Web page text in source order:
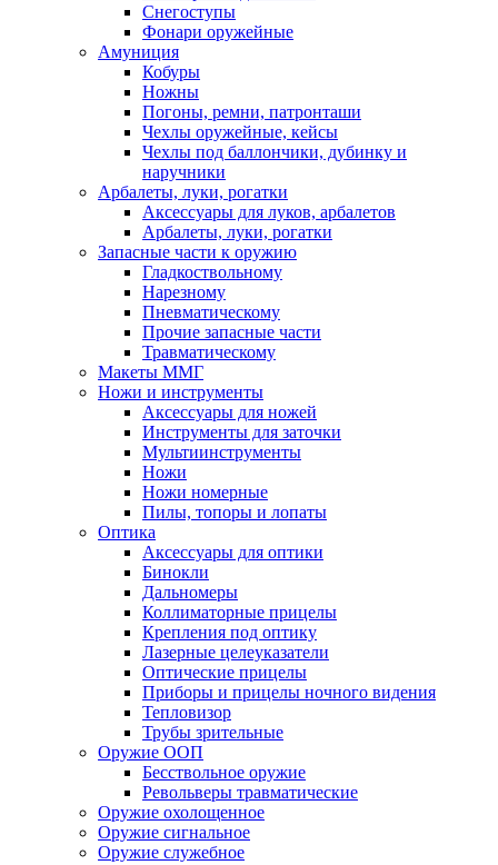
Снегоступы
Фонари оружейные
Амуниция
Кобуры
Ножны
Погоны, ремни, патронташи
Чехлы оружейные, кейсы
Чехлы под баллончики, дубинку и
наручники
Арбалеты, луки, рогатки
Аксессуары для луков, арбалетов
Арбалеты, луки, рогатки
Запасные части к оружию
Гладкоствольному
Нарезному
Пневматическому
Прочие запасные части
Травматическому
Макеты ММГ
Ножи и инструменты
Аксессуары для ножей
Инструменты для заточки
Мультиинструменты
Ножи
Ножи номерные
Пилы, топоры и лопаты
Оптика
Аксессуары для оптики
Бинокли
Дальномеры
Коллиматорные прицелы
Крепления под оптику
Лазерные целеуказатели
Оптические прицелы
Приборы и прицелы ночного видения
Тепловизор
Трубы зрительные
Оружие ООП
Бесствольное оружие
Револьверы травматические
Оружие охолощенное
Оружие сигнальное
Оружие служебное